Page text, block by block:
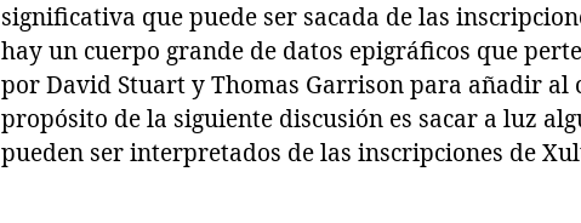
significativa que puede ser sacada de las
hay un cuerpo grande de datos epigráficos que
por David Stuart y Thomas Garrison para añadir al
propósito de la siguiente discusión es sacar a luz
pueden ser interpretados de las inscripciones de